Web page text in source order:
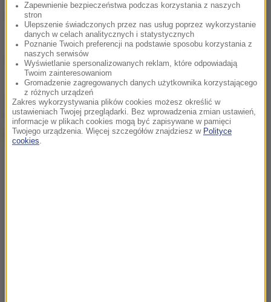
Źródło: RMF FM
chcesz widzieć więcej artykułów od RMF24?dodaj w
Google
Zapewnienie bezpieczeństwa podczas korzystania z naszych
stron
Ulepszenie świadczonych przez nas usług poprzez wykorzystanie
danych w celach analitycznych i statystycznych
Poznanie Twoich preferencji na podstawie sposobu korzystania z
naszych serwisów
Wyświetlanie spersonalizowanych reklam, które odpowiadają
Twoim zainteresowaniom
Gromadzenie zagregowanych danych użytkownika korzystającego
z różnych urządzeń
Zakres wykorzystywania plików cookies możesz określić w
ustawieniach Twojej przeglądarki. Bez wprowadzenia zmian ustawień,
informacje w plikach cookies mogą być zapisywane w pamięci
Twojego urządzenia. Więcej szczegółów znajdziesz w Polityce
cookies.